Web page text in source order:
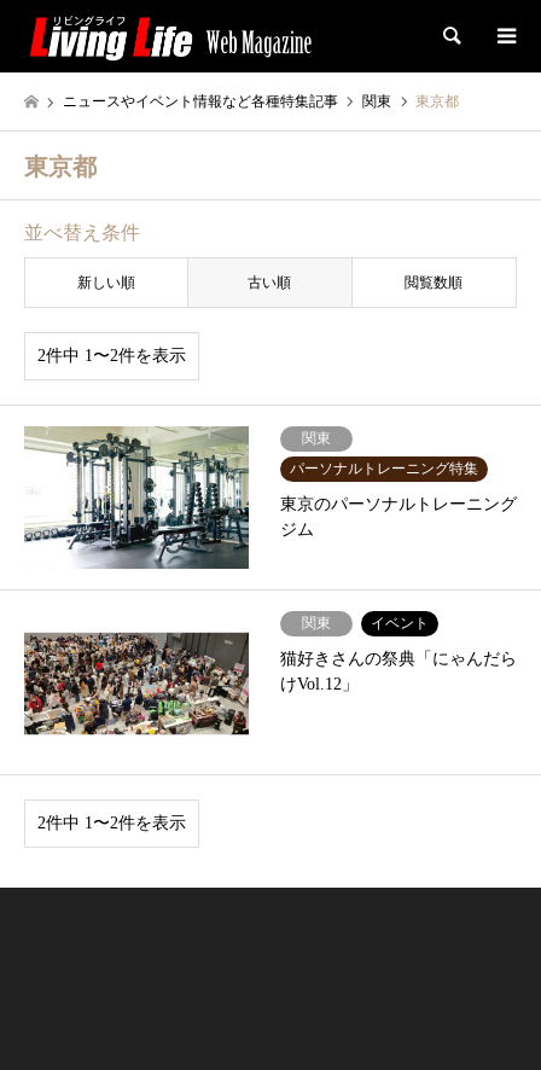
検索
ニュースやイベント情報など各種特集記事 関東 東京都
東京都
並べ替え条件
新しい順 古い順 閲覧数順
2件中 1〜2件を表示
関東
パーソナルトレーニング特集
東京のパーソナルトレーニング
ジム
関東 イベント
猫好きさんの祭典「にゃんだら
けVol.12」
2件中 1〜2件を表示